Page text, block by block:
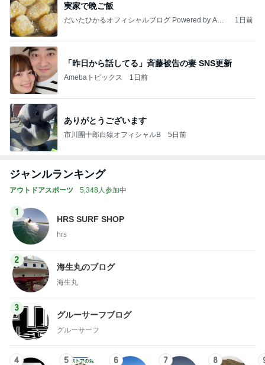
実家で晩ご飯
だいたひかるオフィシャルブログ Powered by Ame
1日前
「昨日から話してる」斉藤被告の妻 SNS更新
Amebaトピックス 1日前
ありがとうございます
市川團十郎白猿オフィシャルB 5日前
ジャンルランキング
アウトドアスポーツ 5,348人参加中
1
HRS SURF SHOP
hrs
2
海生丸のブログ
海生丸
3
グルーサーフブログ
グルーサーフ
4 5 6 7 8